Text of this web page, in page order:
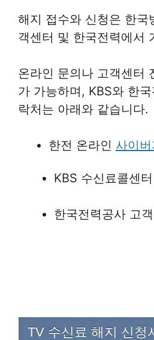
해지 접수와 신청은 한국
객센터 및 한국전력에서
온라인 문의나 고객센터
가 가능하며, KBS와 한
락처는 아래와 같습니다.
한전 온라인 사이
KBS 수신료콜센
한국전력공사 고
TV 수신료 해지 신청